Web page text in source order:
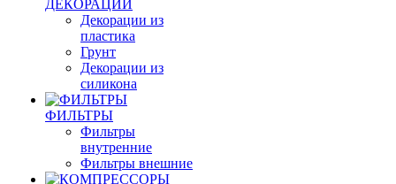
ДЕКОРАЦИИ
Декорации из
пластика
Грунт
Декорации из
силикона
ФИЛЬТРЫ
Фильтры
внутренние
Фильтры внешние